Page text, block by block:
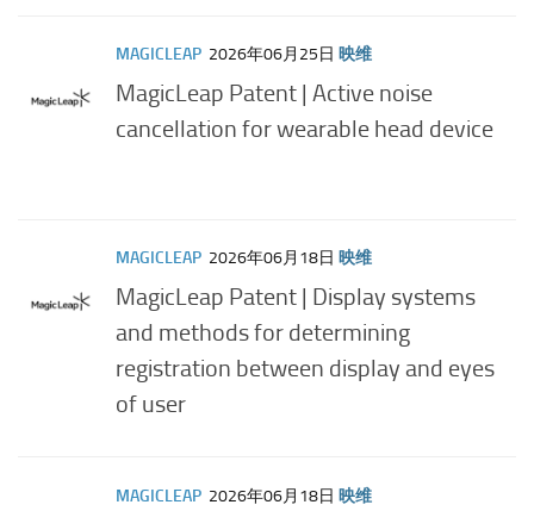
MAGICLEAP 2026年06月25日 映维
MagicLeap Patent | Active noise
cancellation for wearable head device
MAGICLEAP 2026年06月18日 映维
MagicLeap Patent | Display systems
and methods for determining
registration between display and eyes
of user
MAGICLEAP 2026年06月18日 映维